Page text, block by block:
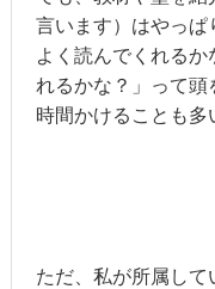
言います）はやっぱ
よく読んでくれるか
れるかな？」って頭
時間かけることも多
ただ、私が所属して